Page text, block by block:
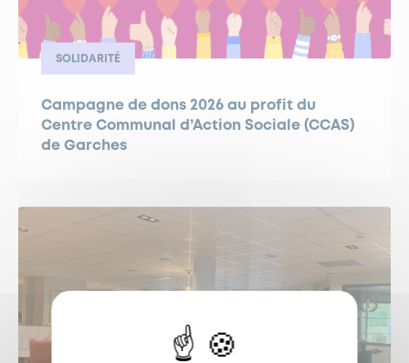
SOLIDARITÉ
Campagne de dons 2026 au profit du
Centre Communal d’Action Sociale (CCAS)
de Garches